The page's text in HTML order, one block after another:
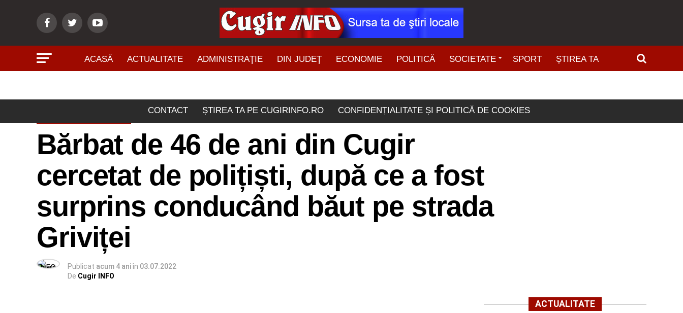
ACASĂ ACTUALITATE ADMINISTRAŢIE DIN JUDEŢ ECONOMIE POLITICĂ SOCIETATE SPORT ȘTIREA TA
CONTACT ȘTIREA TA PE CUGIRINFO.RO CONFIDENȚIALITATE ȘI POLITICĂ DE COOKIES
Bărbat de 46 de ani din Cugir
cercetat de polițiști, după ce a fost
surprins conducând băut pe strada
Griviței
Publicat acum 4 aniîn 03.07.2022
De Cugir INFO
ACTUALITATE